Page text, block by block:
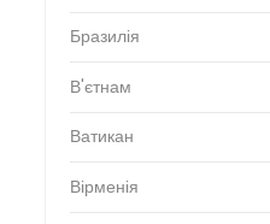
Бразилія
В'єтнам
Ватикан
Вірменія